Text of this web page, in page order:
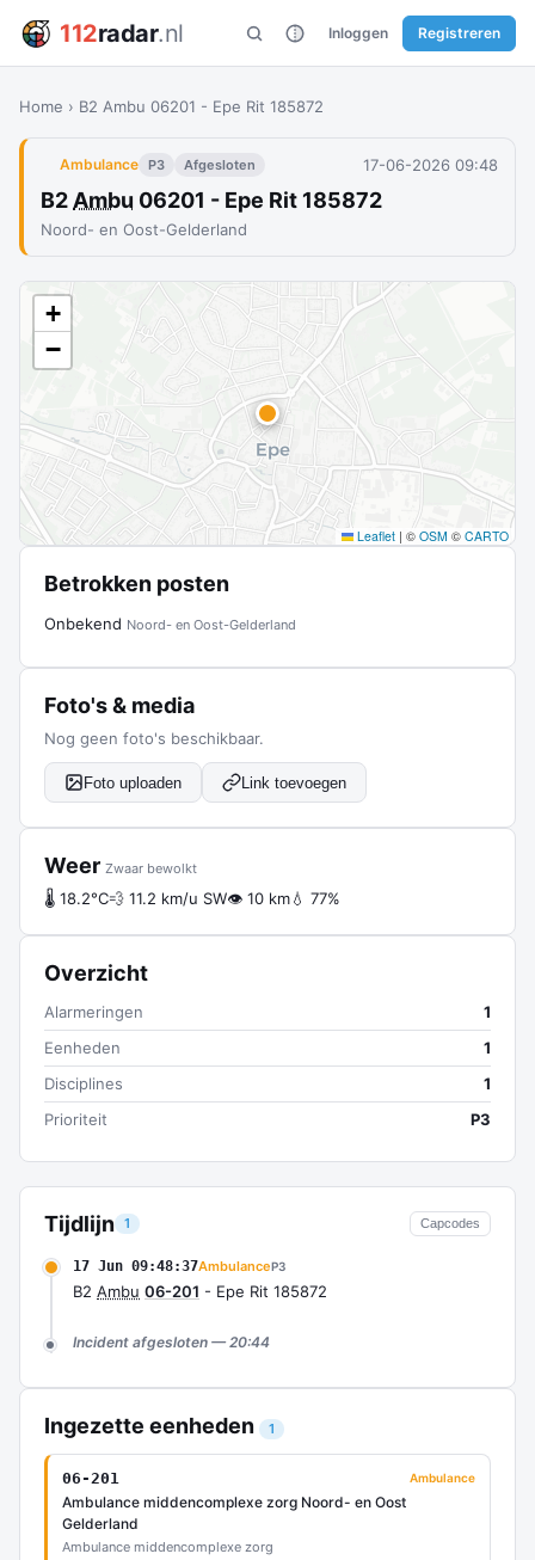
112radar.nl Inloggen Registreren
Home › B2 Ambu 06201 - Epe Rit 185872
Ambulance P3 Afgesloten 17-06-2026 09:48
B2 Ambu 06201 - Epe Rit 185872
Noord- en Oost-Gelderland
Tijdlijn 1 Capcodes
17 Jun 09:48:37AmbulanceP3
B2 Ambu 06-201 - Epe Rit 185872
Incident afgesloten — 20:44
Ingezette eenheden 1
06-201 Ambulance
Ambulance middencomplexe zorg Noord- en Oost
Gelderland
Ambulance middencomplexe zorg
+
−
Leaflet | © OSM © CARTO
Betrokken posten
Onbekend Noord- en Oost-Gelderland
Foto's & media
Nog geen foto's beschikbaar.
Foto uploaden Link toevoegen
Weer Zwaar bewolkt
🌡 18.2°C💨 11.2 km/u SW👁 10 km💧 77%
Overzicht
Alarmeringen
1
Eenheden
1
Disciplines
1
Prioriteit
P3